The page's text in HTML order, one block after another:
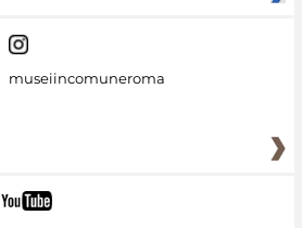
museiincomuneroma